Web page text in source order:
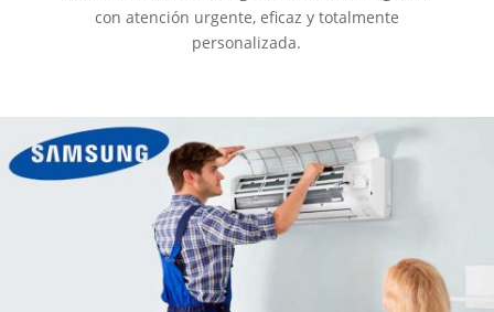
con atención urgente, eficaz y totalmente
personalizada.